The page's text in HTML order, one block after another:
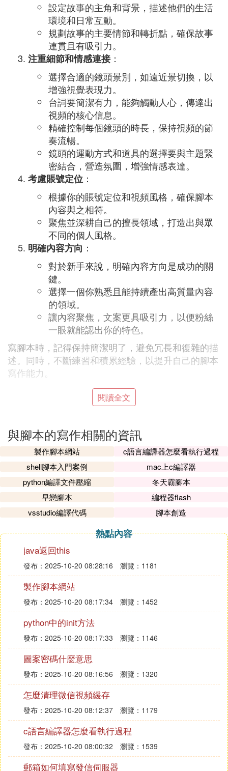
設定故事的主角和背景，描述他們的生活
環境和日常互動。
規劃故事的主要情節和轉折點，確保故事
連貫且有吸引力。
注重細節和情感連接：
選擇合適的鏡頭景別，如遠近景切換，以
增強視覺表現力。
台詞要簡潔有力，能夠觸動人心，傳達出
視頻的核心信息。
精確控制每個鏡頭的時長，保持視頻的節
奏流暢。
鏡頭的運動方式和道具的選擇要與主題緊
密結合，營造氛圍，增強情感表達。
考慮賬號定位 ：
根據你的賬號定位和視頻風格，確保腳本
內容與之相符。
聚焦並深耕自己的擅長領域，打造出與眾
不同的個人風格。
明確內容方向 ：
對於新手來說，明確內容方向是成功的關
鍵。
選擇一個你熟悉且能持續產出高質量內容
的領域。
讓內容聚焦，文案更具吸引力，以便粉絲
一眼就能認出你的特色。
寫腳本時，記得保持簡潔明了，避免冗長和復雜的描
述。同時，不斷練習和積累經驗，以提升自己的腳本
寫作能力。
『貳』 抖音圖文帶貨及短視頻腳本如何寫
抖音圖文帶貨腳本寫作：
產品選擇與展示
選擇適合圖文展示的產品，如服飾、美
妝、食品等。
展示產品時，注重細節和賣點，用25張圖
片展示產品的不同角度和特色。
：
圖片數量不宜過多，確保每張圖片都有明
確的展示目的。
運用美圖工具，將產品細節、使用效果等
整合至一張圖片中，提高信息傳達效率。
首圖需精心設計，以吸引用戶點擊。
文字描述：
圖片中適當加入文字信息，描述產品特
點、使用方法等。
文字風格簡潔明了，符合產品調性。
音樂與投流：
發布時配以當下流行的背景音樂，提高圖
文內容的吸引力。
關注和學習投流技巧，確保圖文內容能夠
精準觸達目標用戶。
抖音短視頻腳本寫作：
框架搭建與主題定位：
閱讀全文
與腳本的寫作相關的資訊
製作腳本網站
c語言編譯器怎麼看執行過程
shell腳本入門案例
mac上c編譯器
python編譯文件壓縮
冬天霸腳本
早戀腳本
編程器flash
vsstudio編譯代碼
腳本創造
熱點內容
java返回this
發布：2025-10-20 08:28:16 瀏覽：1181
製作腳本網站
發布：2025-10-20 08:17:34 瀏覽：1452
python中的init方法
發布：2025-10-20 08:17:33 瀏覽：1146
圖案密碼什麼意思
發布：2025-10-20 08:16:56 瀏覽：1320
怎麼清理微信視頻緩存
發布：2025-10-20 08:12:37 瀏覽：1179
c語言編譯器怎麼看執行過程
發布：2025-10-20 08:00:32 瀏覽：1539
郵箱如何填寫發信伺服器